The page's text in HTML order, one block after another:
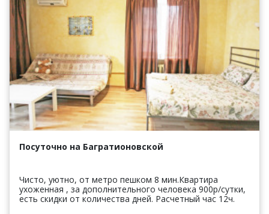
Посуточно на Багратионовской
Чисто, уютно, от метро пешком 8 мин.Квартира
ухоженная , за дополнительного человека 900р/сутки,
есть скидки от количества дней. Расчетный час 12ч.